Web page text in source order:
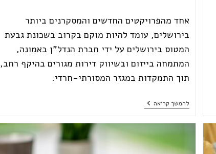
אחד מהפרויקטים החדשים והמסקרנים ביותר
בירושלים, עומד להיות מוקם בקרוב בשכונת גבעת
המטוס בירושלים על ידי חברת הנדל"ן באמונה,
המתמחה בייזום ובשיווק דירות מגורים בהיקף רחב,
תוך התמקדות במגזר המסורתי-חרדי.
להמשך קריאה פרויקט
עתידי
בגבעת
המטוס